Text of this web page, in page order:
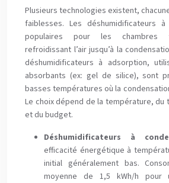
Plusieurs technologies existent,
faiblesses. Les déshumidificateurs
populaires pour les chambres
refroidissant l’air jusqu’à la
déshumidificateurs à adsorption,
absorbants (ex: gel de silice), sont
basses températures où la
Le choix dépend de la température, du
et du budget.
Déshumidificateurs à
efficacité énergétique à
initial généralement bas.
moyenne de 1,5 kWh/h